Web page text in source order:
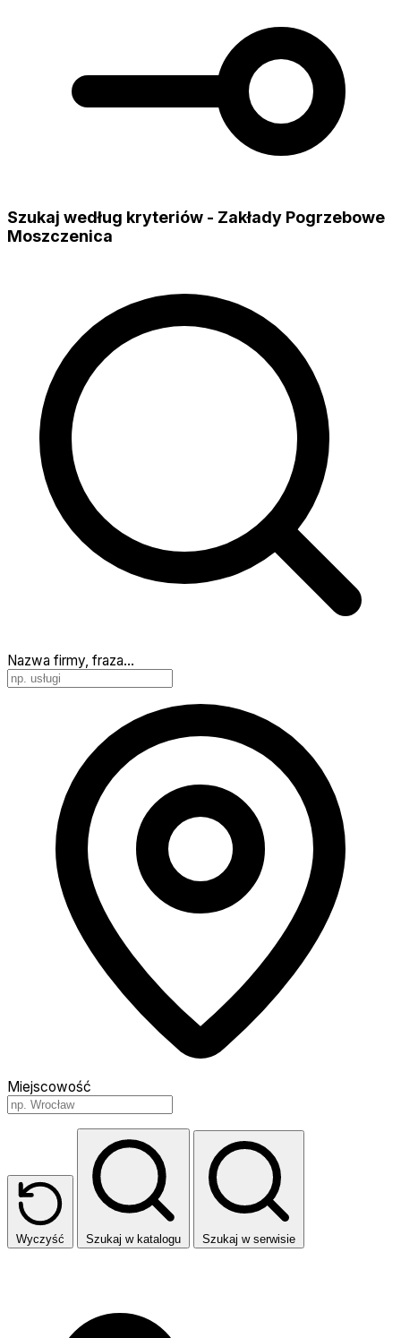
Szukaj według kryteriów - Zakłady Pogrzebowe
Moszczenica
Nazwa firmy, fraza…
Miejscowość
Wyczyść Szukaj w katalogu Szukaj w serwisie